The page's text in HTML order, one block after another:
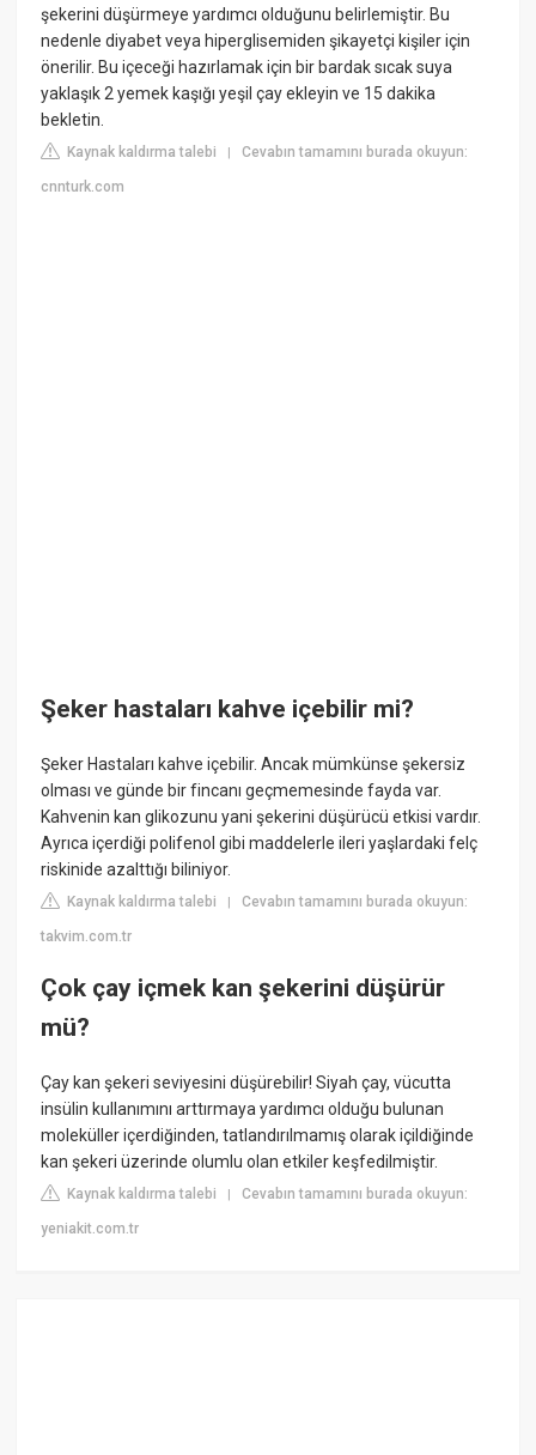
şekerini düşürmeye yardımcı olduğunu belirlemiştir. Bu
nedenle diyabet veya hiperglisemiden şikayetçi kişiler için
önerilir. Bu içeceği hazırlamak için bir bardak sıcak suya
yaklaşık 2 yemek kaşığı yeşil çay ekleyin ve 15 dakika
bekletin.
Kaynak kaldırma talebi |Cevabın tamamını burada okuyun:
cnnturk.com
Şeker hastaları kahve içebilir mi?
Şeker Hastaları kahve içebilir. Ancak mümkünse şekersiz
olması ve günde bir fincanı geçmemesinde fayda var.
Kahvenin kan glikozunu yani şekerini düşürücü etkisi vardır.
Ayrıca içerdiği polifenol gibi maddelerle ileri yaşlardaki felç
riskinide azalttığı biliniyor.
Kaynak kaldırma talebi |Cevabın tamamını burada okuyun:
takvim.com.tr
Çok çay içmek kan şekerini düşürür
mü?
Çay kan şekeri seviyesini düşürebilir! Siyah çay, vücutta
insülin kullanımını arttırmaya yardımcı olduğu bulunan
moleküller içerdiğinden, tatlandırılmamış olarak içildiğinde
kan şekeri üzerinde olumlu olan etkiler keşfedilmiştir.
Kaynak kaldırma talebi |Cevabın tamamını burada okuyun:
yeniakit.com.tr